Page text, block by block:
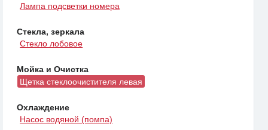
Лампа подсветки номера
Стекла, зеркала
Стекло лобовое
Мойка и Очистка
Щетка стеклоочистителя левая
Охлаждение
Насос водяной (помпа)